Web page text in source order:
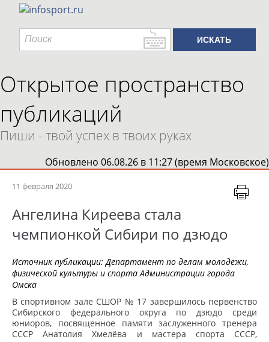
Открытое пространство
публикаций
Пиши - твой успех в твоих руках
Обновлено 06.08.26 в 11:27 (время Московское)
11 февраля 2020
Ангелина Киреева стала
чемпионкой Сибири по дзюдо
Источник публикации:Департамент по делам молодежи,
физической культуры и спорта Администрации города
Омска
В спортивном зале СШОР № 17 завершилось первенство
Сибирского федерального округа по дзюдо среди
юниоров, посвященное памяти заслуженного тренера
СССР Анатолия Хмелёва и мастера спорта СССР,